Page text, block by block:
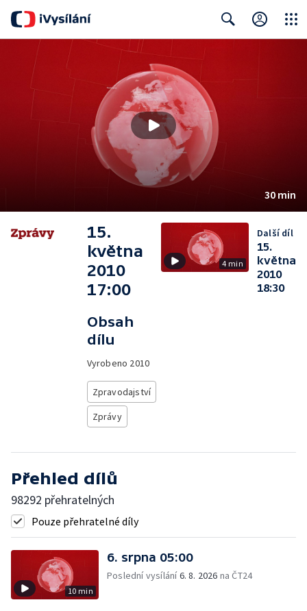
30 min
15.
května
2010
17:00
Obsah
dílu
Vyrobeno 2010
Zpravodajství
Zprávy
4 min
Další díl
15.
května
2010
18:30
Přehled dílů
98292 přehratelných
Pouze přehratelné díly
10 min
6. srpna 05:00
Poslední vysílání6. 8. 2026 na ČT24